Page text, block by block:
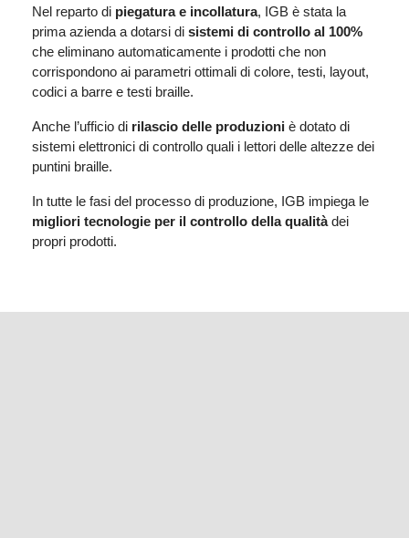
Nel reparto di piegatura e incollatura, IGB è stata la
prima azienda a dotarsi di sistemi di controllo al 100%
che eliminano automaticamente i prodotti che non
corrispondono ai parametri ottimali di colore, testi, layout,
codici a barre e testi braille.
Anche l’ufficio di rilascio delle produzioni è dotato di
sistemi elettronici di controllo quali i lettori delle altezze dei
puntini braille.
In tutte le fasi del processo di produzione, IGB impiega le
migliori tecnologie per il controllo della qualitàdei
propri prodotti.